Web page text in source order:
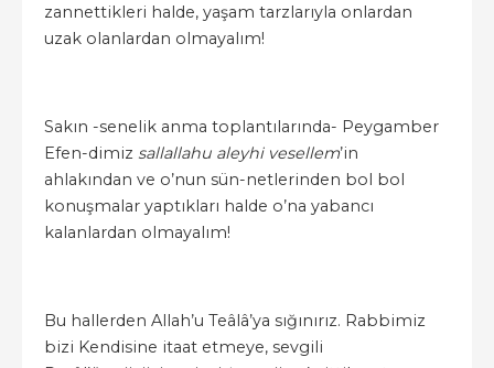
zannettikleri halde, yaşam tarzlarıyla onlardan
uzak olanlardan olmayalım!
Sakın -senelik anma toplantılarında- Peygamber
Efen-dimiz sallallahu aleyhi vesellem’in
ahlakından ve o’nun sün-netlerinden bol bol
konuşmalar yaptıkları halde o’na yabancı
kalanlardan olmayalım!
Bu hallerden Allah’u Teâlâ’ya sığınırız. Rabbimiz
bizi Kendisine itaat etmeye, sevgili